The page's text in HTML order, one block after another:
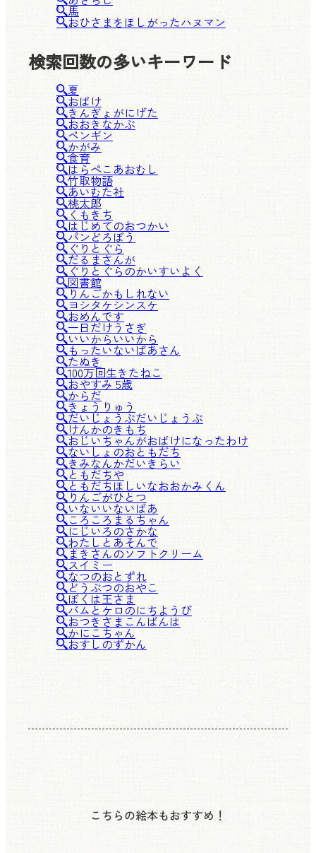
馬
おひさまをほしがったハヌマン
検索回数の多いキーワード
夏
おばけ
きんぎょがにげた
おおきなかぶ
ペンギン
かがみ
食育
はらぺこあおむし
竹取物語
あいむた社
桃太郎
くもきち
はじめてのおつかい
パンどろぼう
ぐりとぐら
だるまさんが
ぐりとぐらのかいすいよく
図書館
りんごかもしれない
ヨシタケシンスケ
おめんです
一日だけうさぎ
いいからいいから
もったいないばあさん
たぬき
100万回生きたねこ
おやすみ 5歳
からだ
きょうりゅう
だいじょうぶだいじょうぶ
けんかのきもち
おじいちゃんがおばけになったわけ
ないしょのおともだち
きみなんかだいきらい
ともだちや
ともだちほしいなおおかみくん
りんごがひとつ
いないいないばあ
ころころまるちゃん
にじいろのさかな
わたしとあそんで
まきさんのソフトクリーム
スイミー
なつのおとずれ
どうぶつのおやこ
ぼくは王さま
バムとケロのにちようび
おつきさまこんばんは
かにこちゃん
おすしのずかん
こちらの絵本もおすすめ！